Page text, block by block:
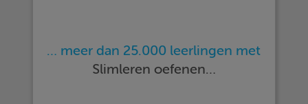
… meer dan 25.000 leerlingen met
Slimleren oefenen…